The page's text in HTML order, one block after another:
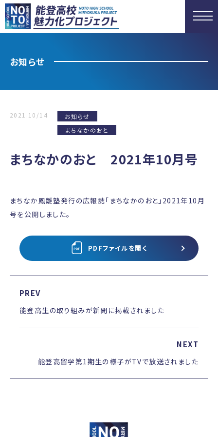
お知らせ
2021.10/14
お知らせ
まちなかのおと
まちなかのおと 2021年10月号
まちなか鳳雛塾発行の広報誌「まちなかのおと」2021年10月
号を公開しました。
PDFファイルを開く
PREV
能登高生の取り組みが新聞に掲載されました
NEXT
能登高留学第1期生の様子がTVで放送されました